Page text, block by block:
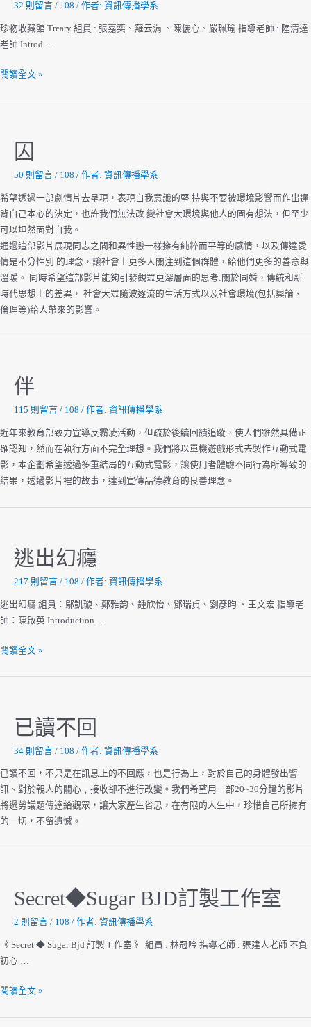
32 則留言 / 108 / 作者: 資訊傳播學系
珍物收藏館 Treary 組員 : 張嘉奕、羅云涓 、陳儷心、嚴珮瑜 指導老師 : 陸清達
老師 Introd …
珍
Treary
閱讀全文 »
囚
50 則留言 / 108 / 作者: 資訊傳播學系
希望透過一部劇情片去呈現，表現自我意識的堅 持與不要被環境影響而作出違
背自己本心的決定，也許我們無法改 變社會大環境與他人的固有想法，但至少
可以坦然面對自我。
通過這部影片展現同志之間和異性戀一樣擁有純粹而平等的感情，以及傳達愛
情是不分性別 的理念，讓社會上更多人關注到這個群體，給他們更多的善意與
溫暖。 同時希望這部影片能夠引發觀眾更深層面的思考:關於同婚，傳統和新
時代思想上的差異， 社會大眾隨波逐流的生活方式以及社會環境(包括輿論、
倫理等)給人帶來的影響。
伴
115 則留言 / 108 / 作者: 資訊傳播學系
近年來教育部致力宣導反霸凌活動，但疏於後續回饋追蹤，使人們雖然具備正
確認知，然而在執行方面不完全理想。我們將以單機遊戲形式去製作互動式電
影，本企劃希望透過多重結局的互動式電影，讓使用者體驗不同行為所導致的
結果，透過影片裡的故事，達到宣傳品德教育的良善理念。
逃出幻癮
217 則留言 / 108 / 作者: 資訊傳播學系
逃出幻癮 組員：鄔凱璇、鄭雅韵、鍾欣怡、鄧瑞貞、劉彥昀 、王文宏 指導老
師：陳啟英 Introduction …
逃
閱讀全文 »
已讀不回
34 則留言 / 108 / 作者: 資訊傳播學系
已讀不回，不只是在訊息上的不回應，也是行為上，對於自己的身體發出警
訊、對於親人的關心﹐接收卻不進行改變。我們希望用一部20~30分鐘的影片
將過勞議題傳達給觀眾，讓大家產生省思，在有限的人生中，珍惜自己所擁有
的一切，不留遺憾。
Secret◆Sugar BJD訂製工作室
2 則留言 / 108 / 作者: 資訊傳播學系
《 Secret ◆ Sugar Bjd 訂製工作室 》 組員 : 林冠吟 指導老師 : 張建人老師 不負
初心 …
Secret◆Sugar
閱讀全文 »